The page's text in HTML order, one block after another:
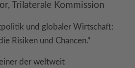
Trilaterale Kommission
und globaler Wirtschaft:
Risiken und Chancen.“
der weltweit